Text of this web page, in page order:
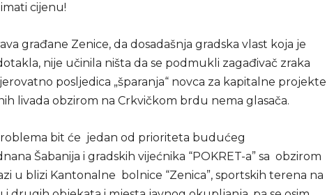
cijenu!
građane Zenice, da dosadašnja gradska vlast koja je
nije učinila ništa da se podmukli zagađivač zraka
posljedica „šparanja“ novca za kapitalne projekte
livada obzirom na Crkvičkom brdu nema glasača.
bit će jedan od prioriteta budućeg
Šabanija i gradskih vijećnika “POKRET-a” sa obzirom
u blizi Kantonalne bolnice “Zenica”, sportskih terena na